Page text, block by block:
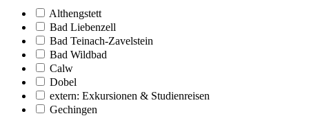
Althengstett
Bad Liebenzell
Bad Teinach-Zavelstein
Bad Wildbad
Calw
Dobel
extern: Exkursionen & Studienreisen
Gechingen